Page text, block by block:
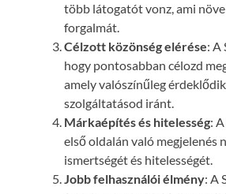
több látogatót vonz, ami
forgalmát.
Célzott közönség elérése: A
hogy pontosabban célozd
amely valószínűleg
szolgáltatásod iránt.
Márkaépítés és hitelesség:
első oldalán való megjelenés
ismertségét és hitelességét.
Jobb felhasználói élmény: A